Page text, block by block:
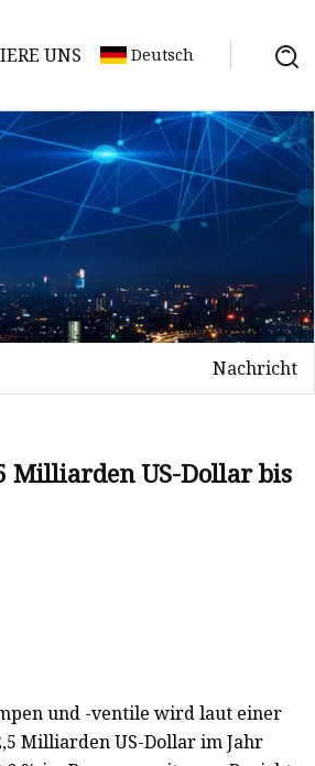
UNS Deutsch
Nachricht
US-Dollar bis
und -ventile wird laut einer
Milliarden US-Dollar im Jahr